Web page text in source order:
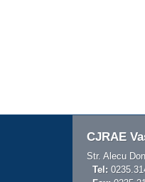
CJRAE
Str. Alecu
Tel: